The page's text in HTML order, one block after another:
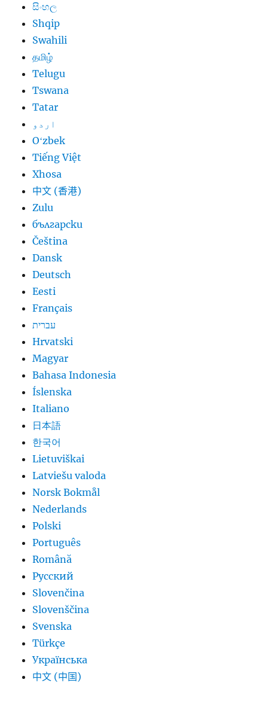
සිංහල
Shqip
Swahili
தமிழ்
Telugu
Tswana
Tatar
اردو
Oʻzbek
Tiếng Việt
Xhosa
中文 (香港)
Zulu
български
Čeština
Dansk
Deutsch
Eesti
Français
עברית
Hrvatski
Magyar
Bahasa Indonesia
Íslenska
Italiano
日本語
한국어
Lietuviškai
Latviešu valoda
Norsk Bokmål
Nederlands
Polski
Português
Română
Русский
Slovenčina
Slovenščina
Svenska
Türkçe
Українська
中文 (中国)